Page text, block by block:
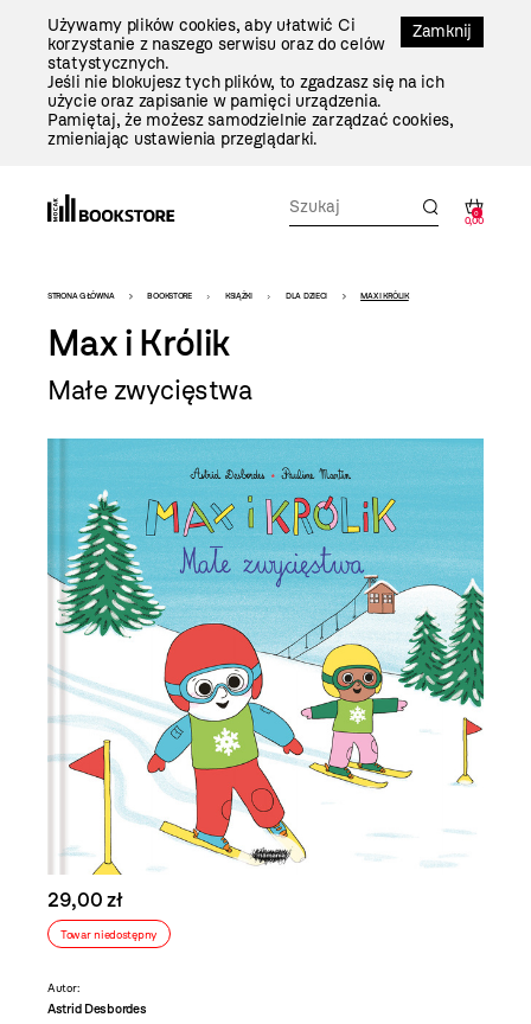
Zamknij
Używamy plików cookies, aby ułatwić Ci
korzystanie z naszego serwisu oraz do celów
statystycznych.
Jeśli nie blokujesz tych plików, to zgadzasz się na ich
użycie oraz zapisanie w pamięci urządzenia.
Pamiętaj, że możesz samodzielnie zarządzać cookies,
zmieniając ustawienia przeglądarki.
0
0,00
Bookstore
-
szablon
szczegóły
STRONA GŁÓWNA BOOKSTORE KSIĄŻKI DLA DZIECI MAX I KRÓLIK
Max i Królik
Małe zwycięstwa
29,00 zł
Towar niedostępny
Autor:
Astrid Desbordes